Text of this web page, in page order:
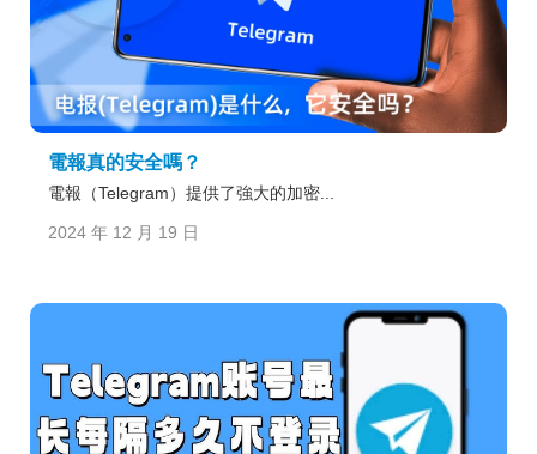
電報真的安全嗎？
電報（Telegram）提供了強大的加密...
2024 年 12 月 19 日